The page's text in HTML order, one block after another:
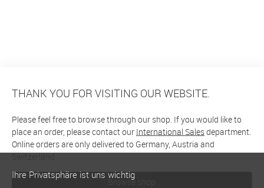
THANK YOU FOR VISITING OUR WEBSITE.
Please feel free to browse through our shop. If you would like to
place an order, please contact our International Salesdepartment.
Online orders are only delivered to Germany, Austria and
Switzerland
Browse shop
Ihre Privatsphäre ist uns wichtig